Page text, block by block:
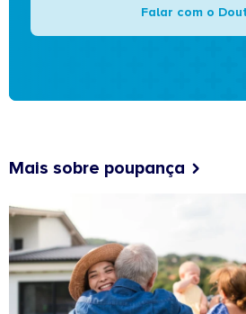
Falar com o
Mais sobre poupança